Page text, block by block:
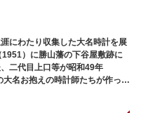
にわたり収集した大名時計を展
）に勝山藩の下谷屋敷跡に
二代目上口等が昭和49年
大名お抱えの時計師たちが作った